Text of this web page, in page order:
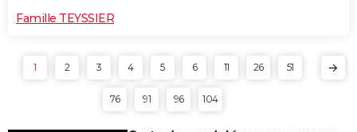
Famille TEYSSIER
1 2 3 4 5 6 11 26 51
76 91 96 104